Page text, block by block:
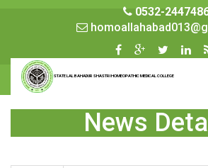
0532-
STATE LAL BAHADUR SHASTRI HOMEOPATHIC MEDICAL COLLEGE
News